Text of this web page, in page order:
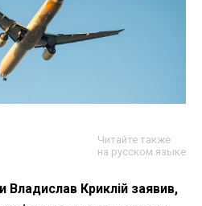
Читайте также
на русском языке
Владислав Криклій заявив,